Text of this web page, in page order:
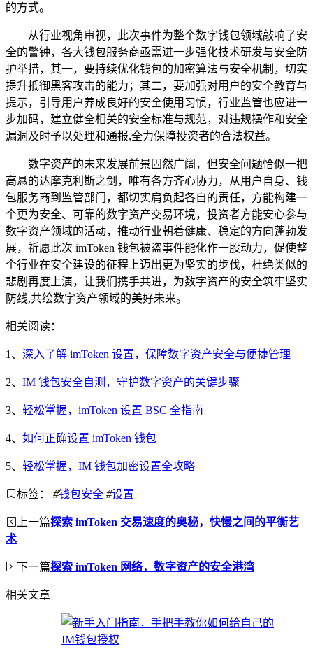
的方式。
从行业视角审视，此次事件为整个数字钱包领域敲响了安
全的警钟，各大钱包服务商亟需进一步强化技术研发与安全防
护举措，其一，要持续优化钱包的加密算法与安全机制，切实
提升抵御黑客攻击的能力；其二，要加强对用户的安全教育与
提示，引导用户养成良好的安全使用习惯，行业监管也应进一
步加码，建立健全相关的安全标准与规范，对违规操作和安全
漏洞及时予以处理和通报,全力保障投资者的合法权益。
数字资产的未来发展前景固然广阔，但安全问题恰似一把
高悬的达摩克利斯之剑，唯有各方齐心协力，从用户自身、钱
包服务商到监管部门，都切实肩负起各自的责任，方能构建一
个更为安全、可靠的数字资产交易环境，投资者方能安心参与
数字资产领域的活动，推动行业朝着健康、稳定的方向蓬勃发
展，祈愿此次 imToken 钱包被盗事件能化作一股动力，促使整
个行业在安全建设的征程上迈出更为坚实的步伐，杜绝类似的
悲剧再度上演，让我们携手共进，为数字资产的安全筑牢坚实
防线,共绘数字资产领域的美好未来。
相关阅读：
1、 深入了解 imToken 设置，保障数字资产安全与便捷管理
2、 IM 钱包安全自测，守护数字资产的关键步骤
3、 轻松掌握，imToken 设置 BSC 全指南
4、 如何正确设置 imToken 钱包
5、 轻松掌握，IM 钱包加密设置全攻略
标签： #钱包安全 #设置
上一篇探索 imToken 交易速度的奥秘，快慢之间的平衡艺
术
下一篇探索 imToken 网络，数字资产的安全港湾
相关文章